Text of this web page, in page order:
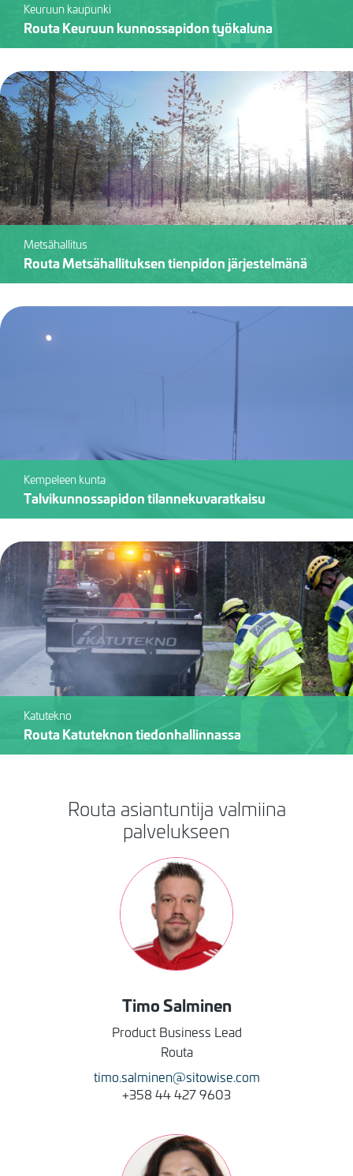
Keuruun kaupunki
Routa Keuruun kunnossapidon työkaluna
Metsähallitus
Routa Metsähallituksen tienpidon järjestelmänä
Kempeleen kunta
Talvikunnossapidon tilannekuvaratkaisu
Katutekno
Routa Katuteknon tiedonhallinnassa
Routa asiantuntija valmiina
palvelukseen
Timo Salminen
Product Business Lead
Routa
timo.salminen@sitowise.com
+358 44 427 9603